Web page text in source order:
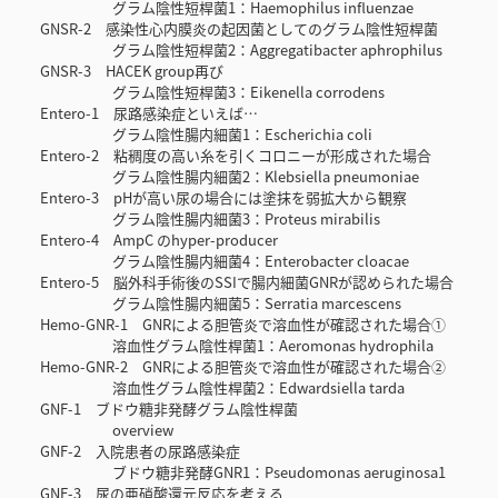
グラム陰性短桿菌1：Haemophilus influenzae
GNSR-2 感染性心内膜炎の起因菌としてのグラム陰性短桿菌
グラム陰性短桿菌2：Aggregatibacter aphrophilus
GNSR-3 HACEK group再び
グラム陰性短桿菌3：Eikenella corrodens
Entero-1 尿路感染症といえば…
グラム陰性腸内細菌1：Escherichia coli
Entero-2 粘稠度の高い糸を引くコロニーが形成された場合
グラム陰性腸内細菌2：Klebsiella pneumoniae
Entero-3 pHが高い尿の場合には塗抹を弱拡大から観察
グラム陰性腸内細菌3：Proteus mirabilis
Entero-4 AmpC のhyper-producer
グラム陰性腸内細菌4：Enterobacter cloacae
Entero-5 脳外科手術後のSSIで腸内細菌GNRが認められた場合
グラム陰性腸内細菌5：Serratia marcescens
Hemo-GNR-1 GNRによる胆管炎で溶血性が確認された場合①
溶血性グラム陰性桿菌1：Aeromonas hydrophila
Hemo-GNR-2 GNRによる胆管炎で溶血性が確認された場合②
溶血性グラム陰性桿菌2：Edwardsiella tarda
GNF-1 ブドウ糖非発酵グラム陰性桿菌
overview
GNF-2 入院患者の尿路感染症
ブドウ糖非発酵GNR1：Pseudomonas aeruginosa1
GNF-3 尿の亜硝酸還元反応を考える